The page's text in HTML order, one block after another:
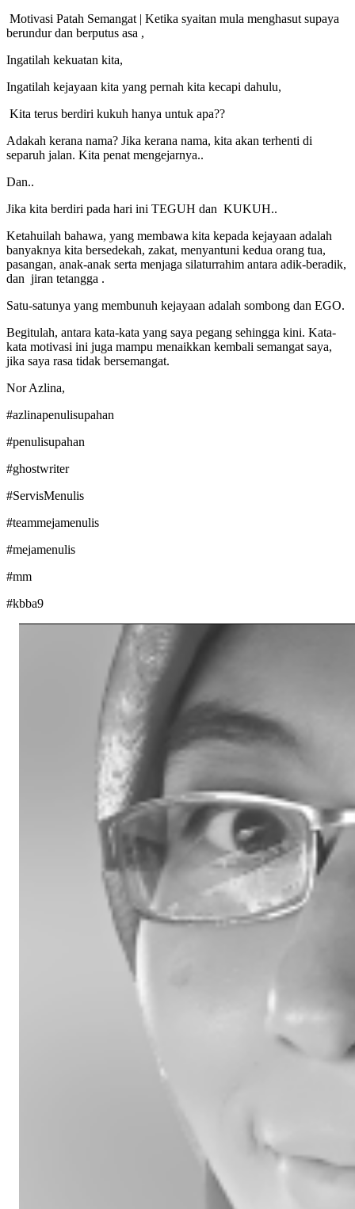
Link
Share
Motivasi Patah Semangat | Ketika syaitan mula menghasut supaya
berundur dan berputus asa ,
Ingatilah kekuatan kita,
Ingatilah kejayaan kita yang pernah kita kecapi dahulu,
Kita terus berdiri kukuh hanya untuk apa??
Adakah kerana nama? Jika kerana nama, kita akan terhenti di
separuh jalan. Kita penat mengejarnya..
Dan..
Jika kita berdiri pada hari ini TEGUH dan KUKUH..
Ketahuilah bahawa, yang membawa kita kepada kejayaan adalah
banyaknya kita bersedekah, zakat, menyantuni kedua orang tua,
pasangan, anak-anak serta menjaga silaturrahim antara adik-beradik,
dan jiran tetangga .
Satu-satunya yang membunuh kejayaan adalah sombong dan EGO.
Begitulah, antara kata-kata yang saya pegang sehingga kini. Kata-
kata motivasi ini juga mampu menaikkan kembali semangat saya,
jika saya rasa tidak bersemangat.
Nor Azlina,
#azlinapenulisupahan
#penulisupahan
#ghostwriter
#ServisMenulis
#teammejamenulis
#mejamenulis
#mm
#kbba9